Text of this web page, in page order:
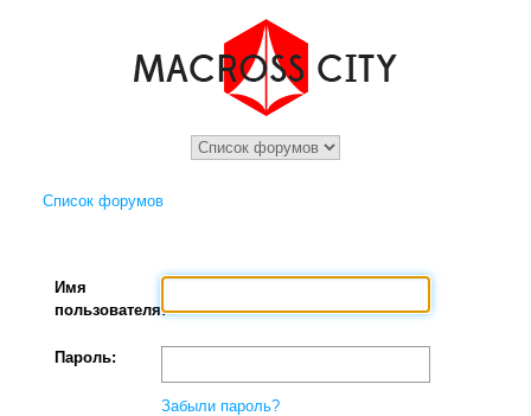
Список форумов
Имя
пользователя:
Пароль:
Забыли пароль?